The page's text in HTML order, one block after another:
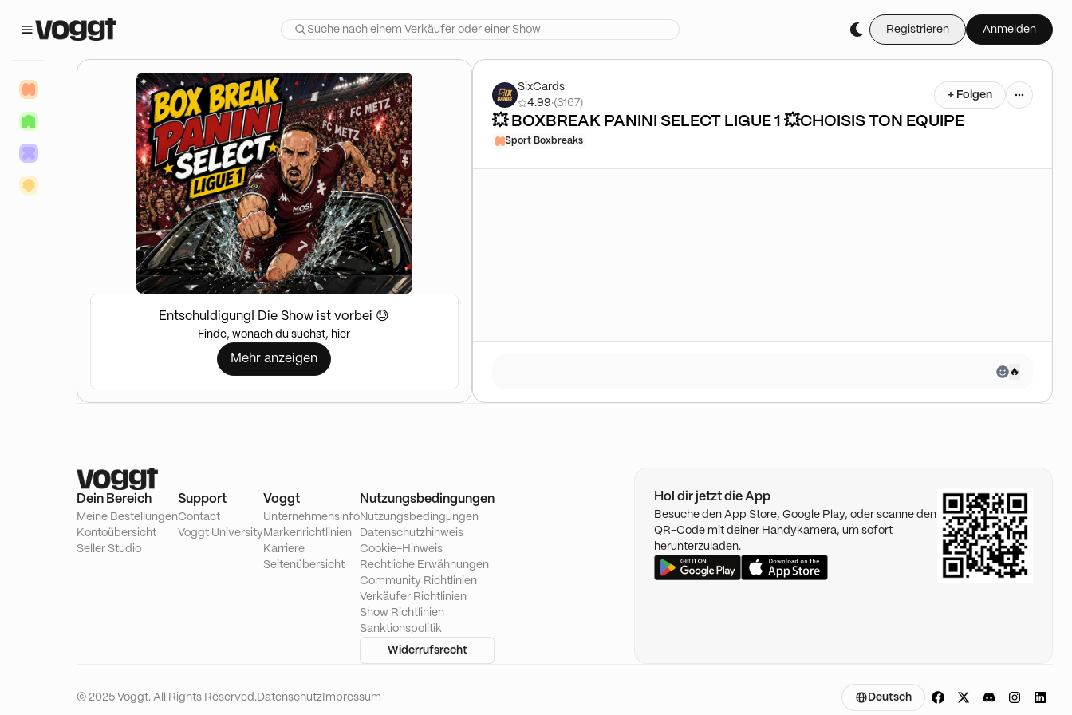
Registrieren Anmelden
Entschuldigung! Die Show ist vorbei 😓
Finde, wonach du suchst, hier
Mehr anzeigen
SixCards
4.99·(3167)
+ Folgen
💥 BOXBREAK PANINI SELECT LIGUE 1 💥CHOISIS TON EQUIPE
Sport Boxbreaks
🔥
Dein Bereich
Meine Bestellungen
Kontoübersicht
Seller Studio
Support
Contact
Voggt University
Voggt
Unternehmensinfo
Markenrichtlinien
Karriere
Seitenübersicht
Nutzungsbedingungen
Nutzungsbedingungen
Datenschutzhinweis
Cookie-Hinweis
Rechtliche Erwähnungen
Community Richtlinien
Verkäufer Richtlinien
Show Richtlinien
Sanktionspolitik
Widerrufsrecht
Hol dir jetzt die App
Besuche den App Store, Google Play, oder scanne den
QR-Code mit deiner Handykamera, um sofort
herunterzuladen.
© 2025 Voggt. All Rights Reserved.Datenschutz Impressum Deutsch